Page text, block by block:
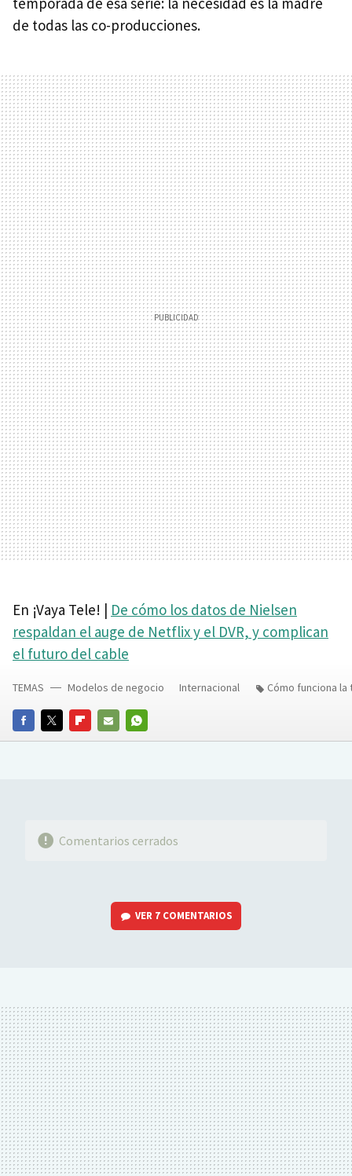
de todas las co-producciones.
En ¡Vaya Tele! | De cómo los datos de Nielsen
respaldan el auge de Netflix y el DVR, y complican
el futuro del cable
FACEBOOKTWITTERFLIPBOARD
E-
WHATSAPP
TEMAS Modelos de negocio Internacional Cómo funciona
Comentarios cerrados
VER 7 COMENTARIOS